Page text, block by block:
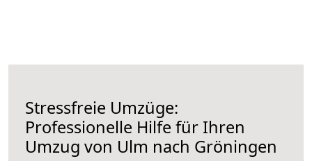
Stressfreie Umzüge:
Professionelle Hilfe für Ihren
Umzug von Ulm nach Gröningen